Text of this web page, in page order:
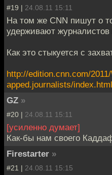
#19 | 24.08.11 15:11
На том же CNN пишут о
удерживают журналистов
Как это стыкуется с
http://edition.cnn.com/
apped.journalists/
GZ »
#20 | 24.08.11 15:11
[усиленно думает]
Как-бы нам своего
Firestarter »
#21 | 24.08.11 15:15